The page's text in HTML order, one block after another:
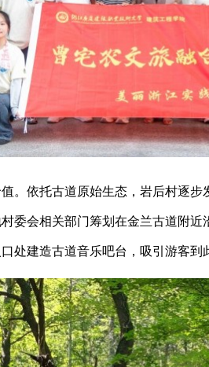
。依托古道原始生态，岩后村逐
委会相关部门筹划在金兰古道附
处建造古道音乐吧台，吸引游客到